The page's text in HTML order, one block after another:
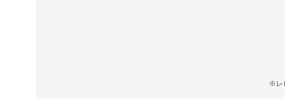
※レ